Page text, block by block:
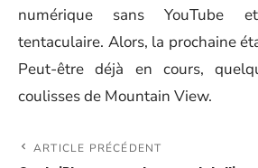
numérique sans YouTube
tentaculaire. Alors, la prochaine
Peut-être déjà en cours,
coulisses de Mountain View.
ARTICLE PRÉCÉDENT